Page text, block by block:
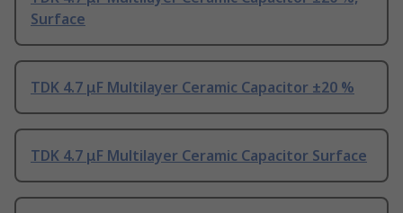
Surface
TDK 4.7 μF Multilayer Ceramic Capacitor ±20 %
TDK 4.7 μF Multilayer Ceramic Capacitor Surface